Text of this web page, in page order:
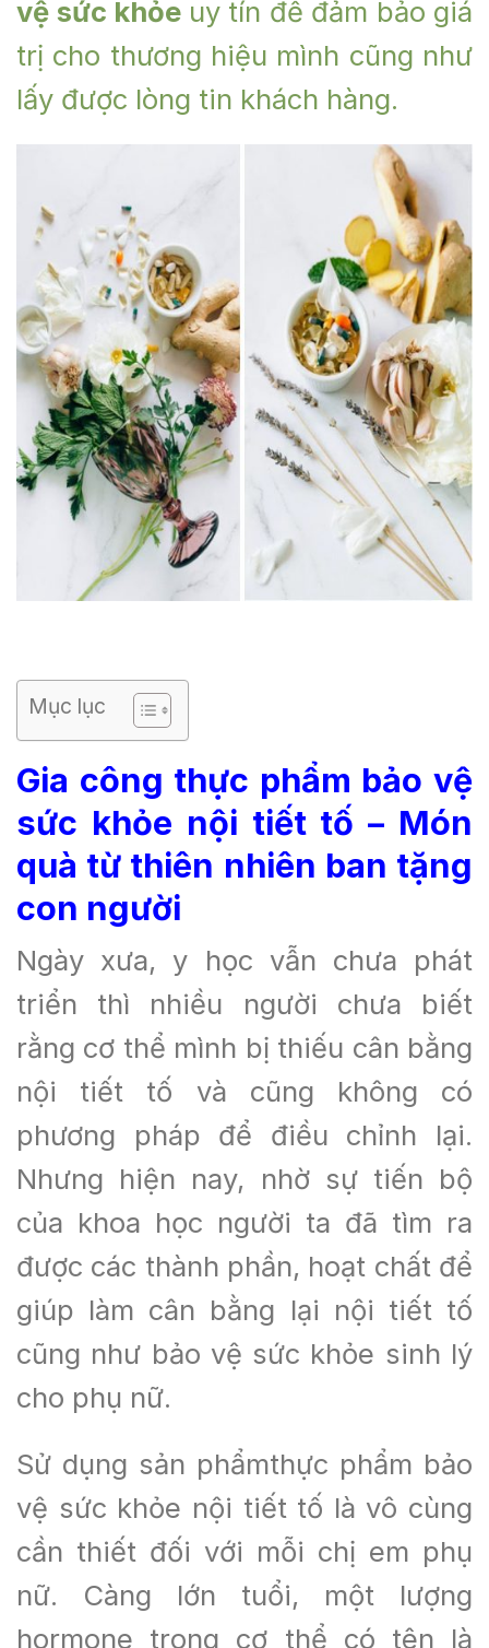
vệ sức khỏe uy tín để đảm bảo giá
trị cho thương hiệu mình cũng như
lấy được lòng tin khách hàng.
Mục lục
Gia công thực phẩm bảo vệ
sức khỏe nội tiết tố – Món
quà từ thiên nhiên ban tặng
con người
Ngày xưa, y học vẫn chưa phát
triển thì nhiều người chưa biết
rằng cơ thể mình bị thiếu cân bằng
nội tiết tố và cũng không có
phương pháp để điều chỉnh lại.
Nhưng hiện nay, nhờ sự tiến bộ
của khoa học người ta đã tìm ra
được các thành phần, hoạt chất để
giúp làm cân bằng lại nội tiết tố
cũng như bảo vệ sức khỏe sinh lý
cho phụ nữ.
Sử dụng sản phẩmthực phẩm bảo
vệ sức khỏe nội tiết tố là vô cùng
cần thiết đối với mỗi chị em phụ
nữ. Càng lớn tuổi, một lượng
hormone trong cơ thể có tên là